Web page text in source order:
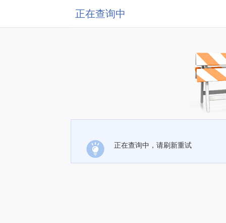
正在查询中
正在查询中，请刷新重试